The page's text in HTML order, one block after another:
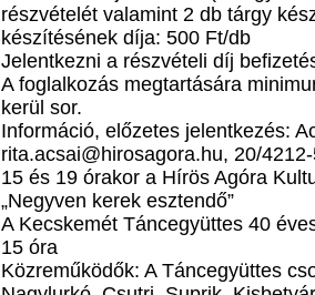
részvételét valamint 2 db tárgy
készítésének díja: 500 Ft/db
Jelentkezni a részvételi díj
A foglalkozás megtartására
kerül sor.
Információ, előzetes jelentkezés:
rita.acsai@hirosagora.hu, 20/
15 és 19 órakor a Hírös Agóra
„Negyven kerek esztendő”
A Kecskemét Táncegyüttes 40
15 óra
Közreműködők: A Táncegyüttes